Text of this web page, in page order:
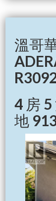
溫哥
4 房
地